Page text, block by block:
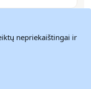
su pinigų
jūsų duomenų
nepriekaištingai ir